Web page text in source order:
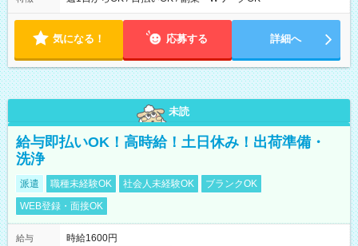
18:00 などのように、自由な働き方が可能なお仕事です！
気になる！ 応募する 詳細へ
未読
給与即払いOK！高時給！土日休み！出荷準備・
洗浄
派遣 職種未経験OK 社会人未経験OK
ブランクOK
WEB登録・面接OK
給与
時給1600円